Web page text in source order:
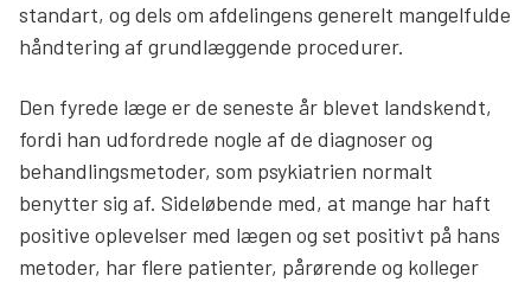
standart, og dels om afdelingens generelt mangelfulde
håndtering af grundlæggende procedurer.
Den fyrede læge er de seneste år blevet landskendt,
fordi han udfordrede nogle af de diagnoser og
behandlingsmetoder, som psykiatrien normalt
benytter sig af. Sideløbende med, at mange har haft
positive oplevelser med lægen og set positivt på hans
metoder, har flere patienter, pårørende og kolleger